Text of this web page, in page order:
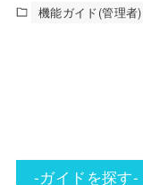
機能ガイド(管理者)
-ガイドを探す-